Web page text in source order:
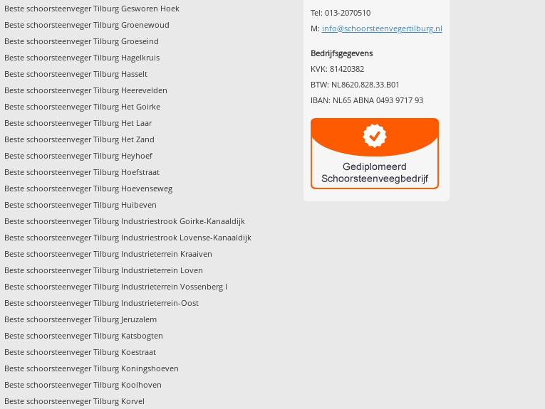
Beste schoorsteenveger Tilburg Gesworen Hoek
Beste schoorsteenveger Tilburg Groenewoud
Beste schoorsteenveger Tilburg Groeseind
Beste schoorsteenveger Tilburg Hagelkruis
Beste schoorsteenveger Tilburg Hasselt
Beste schoorsteenveger Tilburg Heerevelden
Beste schoorsteenveger Tilburg Het Goirke
Beste schoorsteenveger Tilburg Het Laar
Beste schoorsteenveger Tilburg Het Zand
Beste schoorsteenveger Tilburg Heyhoef
Beste schoorsteenveger Tilburg Hoefstraat
Beste schoorsteenveger Tilburg Hoevenseweg
Beste schoorsteenveger Tilburg Huibeven
Beste schoorsteenveger Tilburg Industriestrook Goirke-Kanaaldijk
Beste schoorsteenveger Tilburg Industriestrook Lovense-Kanaaldijk
Beste schoorsteenveger Tilburg Industrieterrein Kraaiven
Beste schoorsteenveger Tilburg Industrieterrein Loven
Beste schoorsteenveger Tilburg Industrieterrein Vossenberg I
Beste schoorsteenveger Tilburg Industrieterrein-Oost
Beste schoorsteenveger Tilburg Jeruzalem
Beste schoorsteenveger Tilburg Katsbogten
Beste schoorsteenveger Tilburg Koestraat
Beste schoorsteenveger Tilburg Koningshoeven
Beste schoorsteenveger Tilburg Koolhoven
Beste schoorsteenveger Tilburg Korvel
Tel: 013-2070510
M: info@schoorsteenvegertilburg.nl
Bedrijfsgegevens
KVK: 81420382
BTW: NL8620.828.33.B01
IBAN: NL65 ABNA 0493 9717 93